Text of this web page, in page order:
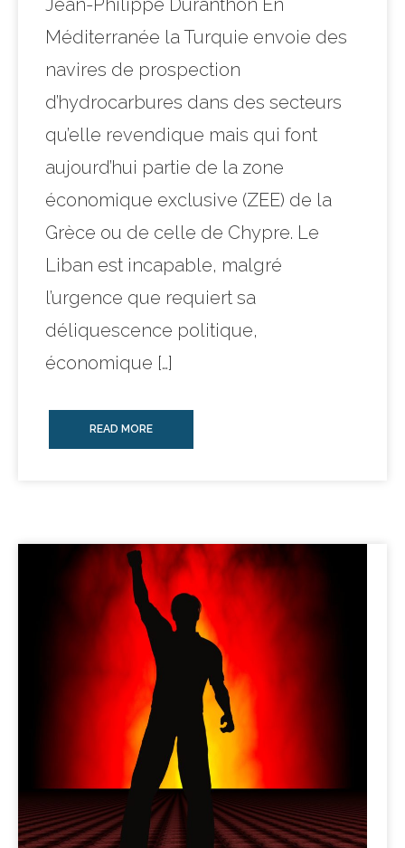
Jean-Philippe Duranthon En
Méditerranée la Turquie envoie des
navires de prospection
d’hydrocarbures dans des secteurs
qu’elle revendique mais qui font
aujourd’hui partie de la zone
économique exclusive (ZEE) de la
Grèce ou de celle de Chypre. Le
Liban est incapable, malgré
l’urgence que requiert sa
déliquescence politique,
économique […]
READ MORE